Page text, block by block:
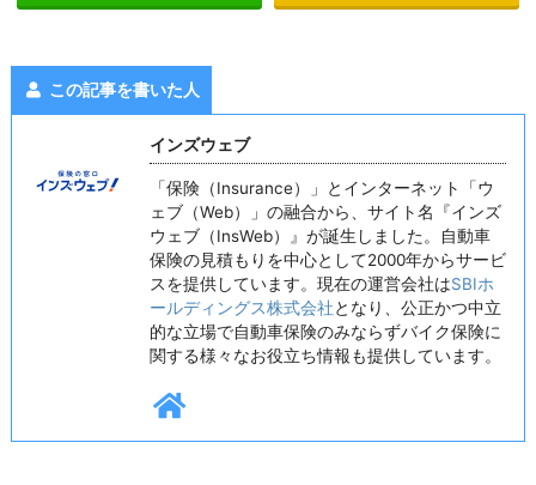
この記事を書いた人
インズウェブ
「保険（Insurance）」とインターネット「ウ
ェブ（Web）」の融合から、サイト名『インズ
ウェブ（InsWeb）』が誕生しました。自動車
保険の見積もりを中心として2000年からサービ
スを提供しています。現在の運営会社はSBIホ
ールディングス株式会社となり、公正かつ中立
的な立場で自動車保険のみならずバイク保険に
関する様々なお役立ち情報も提供しています。